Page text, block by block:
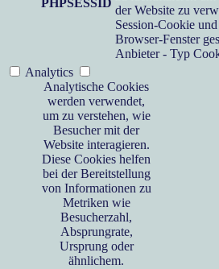
PHPSESSID
der Website zu
Session-Cookie
Browser-Fenster
Anbieter - Typ
Analytics
Analytische Cookies
werden verwendet,
um zu verstehen, wie
Besucher mit der
Website interagieren.
Diese Cookies helfen
bei der Bereitstellung
von Informationen zu
Metriken wie
Besucherzahl,
Absprungrate,
Ursprung oder
ähnlichem.